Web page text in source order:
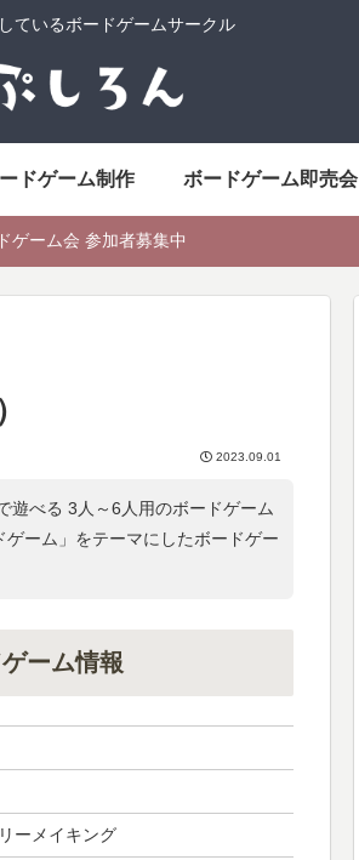
ているボードゲームサークル
ドゲーム制作 ボードゲーム即売会
ゲーム会 参加者募集中
2023.09.01
遊べる 3人～6人用のボードゲーム
ゲーム 」をテーマにしたボードゲー
ーム情報
ーメイキング